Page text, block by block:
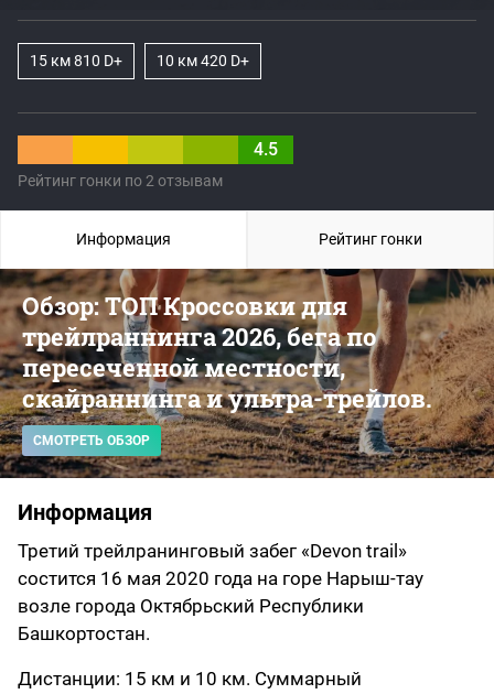
4.5
Рейтинг гонки по 2 отзывам
15 км 810 D+ 10 км 420 D+
Обзор: ТОП Кроссовки для
трейлраннинга 2026, бега по
пересеченной местности,
скайраннинга и ультра-трейлов.
СМОТРЕТЬ ОБЗОР
Информация
Третий трейлранинговый забег «Devon trail»
состится 16 мая 2020 года на горе Нарыш-тау
возле города Октябрьский Республики
Башкортостан.
Дистанции: 15 км и 10 км. Суммарный
Информация Рейтинг гонки